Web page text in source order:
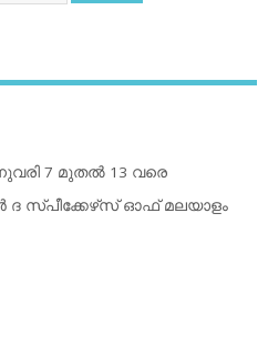
7 മുതല്‍ 13 വരെ
ദ സ്പീക്കേഴ്‌സ് ഓഫ് മലയാളം